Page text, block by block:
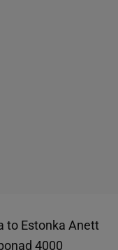
to Estonka Anett
4000